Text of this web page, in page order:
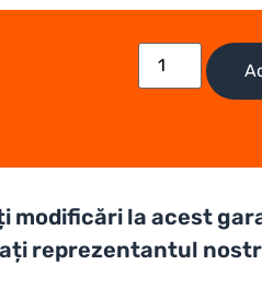
modificări la acest
reprezentantul